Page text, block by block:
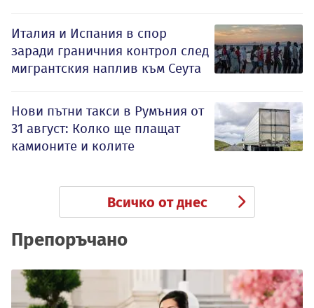
Италия и Испания в спор
заради граничния контрол след
мигрантския наплив към Сеута
Нови пътни такси в Румъния от
31 август: Колко ще плащат
камионите и колите
Всичко от днес
Препоръчано